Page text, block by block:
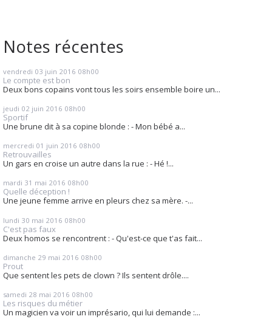
Notes récentes
vendredi 03 juin 2016 08h00
Le compte est bon
Deux bons copains vont tous les soirs ensemble boire un...
jeudi 02 juin 2016 08h00
Sportif
Une brune dit à sa copine blonde : - Mon bébé a...
mercredi 01 juin 2016 08h00
Retrouvailles
Un gars en croise un autre dans la rue : - Hé !...
mardi 31 mai 2016 08h00
Quelle déception !
Une jeune femme arrive en pleurs chez sa mère. -...
lundi 30 mai 2016 08h00
C'est pas faux
Deux homos se rencontrent : - Qu'est-ce que t'as fait...
dimanche 29 mai 2016 08h00
Prout
Que sentent les pets de clown ? Ils sentent drôle....
samedi 28 mai 2016 08h00
Les risques du métier
Un magicien va voir un imprésario, qui lui demande :...